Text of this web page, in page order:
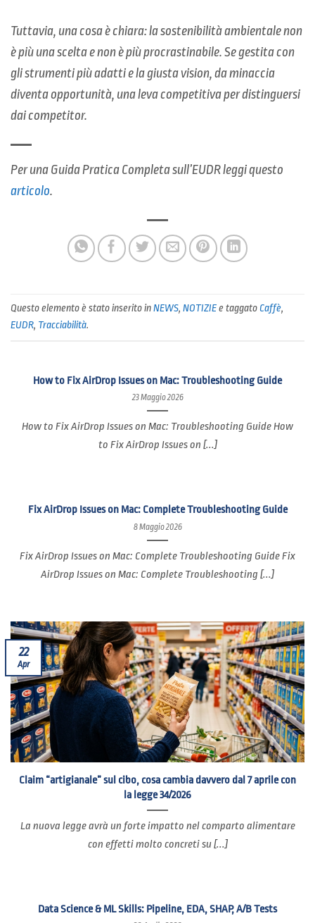
Tuttavia, una cosa è chiara: la sostenibilità ambientale non
è più una scelta e non è più procrastinabile. Se gestita con
gli strumenti più adatti e la giusta vision, da minaccia
diventa opportunità, una leva competitiva per distinguersi
dai competitor.
Per una Guida Pratica Completa sull’EUDR leggi questo
articolo.
Questo elemento è stato inserito inNEWS, NOTIZIEe taggatoCaffè,
EUDR, Tracciabilità.
How to Fix AirDrop Issues on Mac: Troubleshooting Guide
23 Maggio 2026
How to Fix AirDrop Issues on Mac: Troubleshooting Guide How
to Fix AirDrop Issues on [...]
Fix AirDrop Issues on Mac: Complete Troubleshooting Guide
8 Maggio 2026
Fix AirDrop Issues on Mac: Complete Troubleshooting Guide Fix
AirDrop Issues on Mac: Complete Troubleshooting [...]
Claim “artigianale” sul cibo, cosa cambia davvero dal 7 aprile con
la legge 34/2026
La nuova legge avrà un forte impatto nel comparto alimentare
con effetti molto concreti su [...]
22
Apr
Data Science & ML Skills: Pipeline, EDA, SHAP, A/B Tests